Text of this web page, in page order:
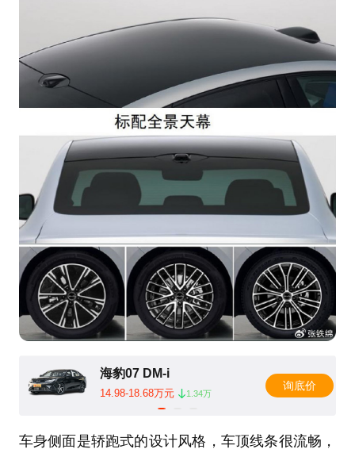
海豹07 DM-i
14.98-18.68万元 1.34万
询底价
车身侧面是轿跑式的设计风格，车顶线条很流畅，